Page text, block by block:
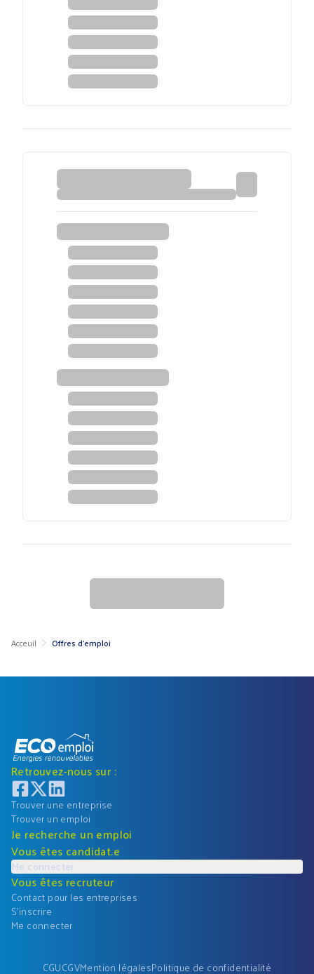
Acceuil Offres d'emploi
Retrouvez-nous sur :
Trouver une entreprise
Trouver un emploi
Je recherche un emploi
Vous êtes candidat.e
Me connecter
Vous êtes recruteur
Contact pour les entreprises
S'inscrire
Me connecter
CGUCGVMention légalesPolitique de confidentialité